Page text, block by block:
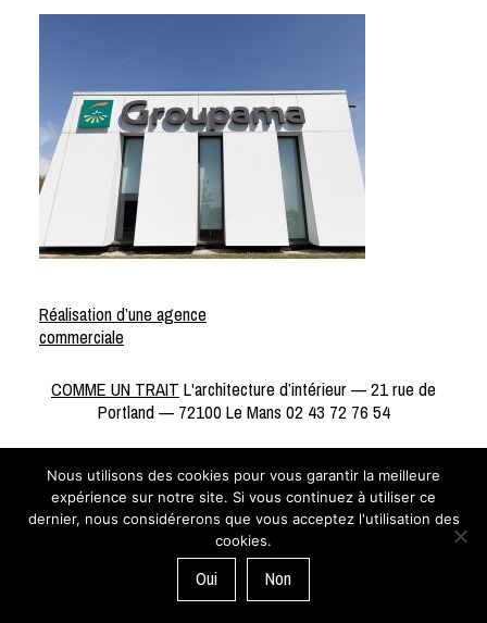
NAVIGATION
DE
L’ARTICLE
Réalisation d’une agence
commerciale
COMME UN TRAITL'architecture d’intérieur — 21 rue de
Portland — 72100 Le Mans 02 43 72 76 54
Nous utilisons des cookies pour vous garantir la meilleure
expérience sur notre site. Si vous continuez à utiliser ce
dernier, nous considérerons que vous acceptez l'utilisation des
cookies.
Oui Non